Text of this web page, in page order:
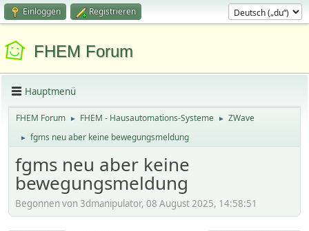
Einloggen Registrieren
FHEM Forum
Hauptmenü
FHEM Forum ► FHEM - Hausautomations-Systeme ► ZWave
► fgms neu aber keine bewegungsmeldung
fgms neu aber keine
bewegungsmeldung
Begonnen von 3dmanipulator, 08 August 2025, 14:58:51